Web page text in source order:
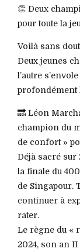
👏 Deux
pour toute la
Voilà sans
Deux jeunes
l’autre
profondément
🔜 Léon
champion du
de confort »
Déjà sacré sur
la finale du
de Singapour.
continuer à
rater.
Le règne du «
2024, son an